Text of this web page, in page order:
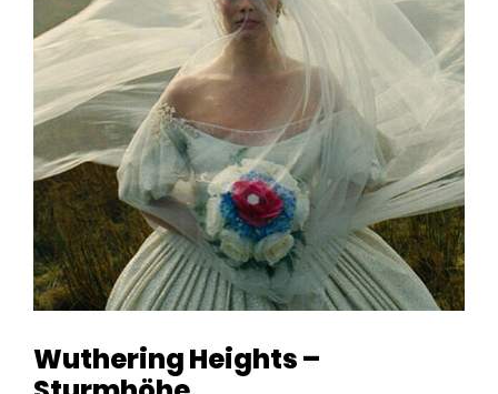
Wuthering Heights –